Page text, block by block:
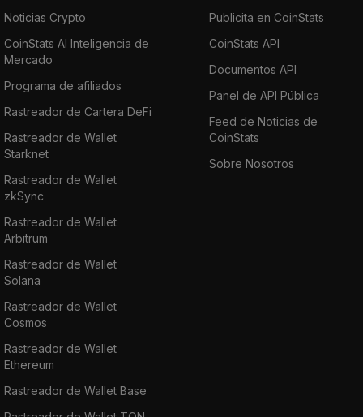
Noticias Crypto
CoinStats AI Inteligencia de
Mercado
Programa de afiliados
Rastreador de Cartera DeFi
Rastreador de Wallet
Starknet
Rastreador de Wallet
zkSync
Rastreador de Wallet
Arbitrum
Rastreador de Wallet
Solana
Rastreador de Wallet
Cosmos
Rastreador de Wallet
Ethereum
Rastreador de Wallet Base
Publicita en CoinStats
CoinStats API
Documentos API
Panel de API Pública
Feed de Noticias de
CoinStats
Sobre Nosotros